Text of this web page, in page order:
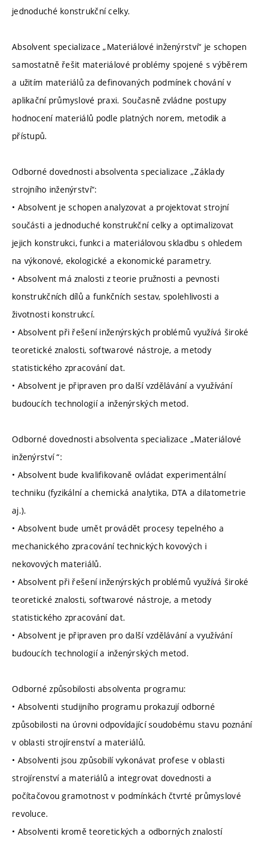
jednoduché konstrukční celky.
Absolvent specializace „Materiálové inženýrství“ je schopen
samostatně řešit materiálové problémy spojené s výběrem
a užitím materiálů za definovaných podmínek chování v
aplikační průmyslové praxi. Současně zvládne postupy
hodnocení materiálů podle platných norem, metodik a
přístupů.
Odborné dovednosti absolventa specializace „Základy
strojního inženýrství“:
• Absolvent je schopen analyzovat a projektovat strojní
součásti a jednoduché konstrukční celky a optimalizovat
jejich konstrukci, funkci a materiálovou skladbu s ohledem
na výkonové, ekologické a ekonomické parametry.
• Absolvent má znalosti z teorie pružnosti a pevnosti
konstrukčních dílů a funkčních sestav, spolehlivosti a
životnosti konstrukcí.
• Absolvent při řešení inženýrských problémů využívá široké
teoretické znalosti, softwarové nástroje, a metody
statistického zpracování dat.
• Absolvent je připraven pro další vzdělávání a využívání
budoucích technologií a inženýrských metod.
Odborné dovednosti absolventa specializace „Materiálové
inženýrství “:
• Absolvent bude kvalifikovaně ovládat experimentální
techniku (fyzikální a chemická analytika, DTA a dilatometrie
aj.).
• Absolvent bude umět provádět procesy tepelného a
mechanického zpracování technických kovových i
nekovových materiálů.
• Absolvent při řešení inženýrských problémů využívá široké
teoretické znalosti, softwarové nástroje, a metody
statistického zpracování dat.
• Absolvent je připraven pro další vzdělávání a využívání
budoucích technologií a inženýrských metod.
Odborné způsobilosti absolventa programu:
• Absolventi studijního programu prokazují odborné
způsobilosti na úrovni odpovídající soudobému stavu poznání
v oblasti strojírenství a materiálů.
• Absolventi jsou způsobilí vykonávat profese v oblasti
strojírenství a materiálů a integrovat dovednosti a
počítačovou gramotnost v podmínkách čtvrté průmyslové
revoluce.
• Absolventi kromě teoretických a odborných znalostí